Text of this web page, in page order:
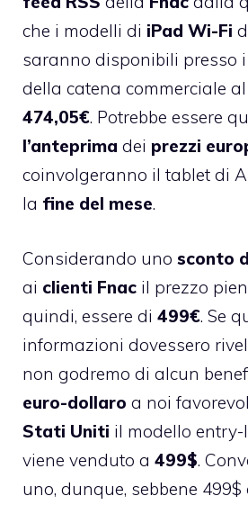
che i modelli di iPad Wi-Fi
saranno disponibili presso
della catena commerciale
474,05€. Potrebbe essere
l’anteprima dei prezzi
coinvolgeranno il tablet di
la fine del mese.
Considerando uno sconto
ai clienti Fnac il prezzo
quindi, essere di 499€. Se
informazioni dovessero
non godremo di alcun
euro-dollaro a noi
Stati Uniti il modello entry-
viene venduto a 499$.
uno, dunque, sebbene